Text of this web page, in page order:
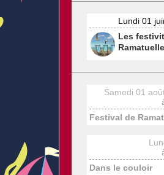
Lundi 01
Les
Ramatuelle
Samedi 01
Festival de
Dans le couloir